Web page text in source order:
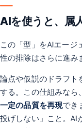
AIを使うと、属
この「型」をAIエージ
性の排除はさらに進み
論点や仮説のドラフト
する。この仕組みなら、
一定の品質を再現でき
投げしない」こと。AI